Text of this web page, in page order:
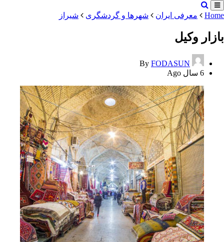
Home معرفی ایران شهرها و گردشگری شیراز
بازار وکیل
By FODASUN
6 سال Ago